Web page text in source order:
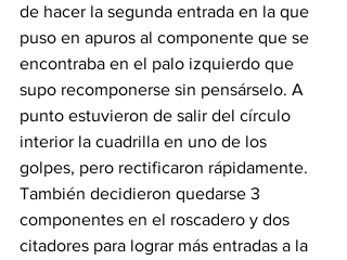
de hacer la segunda entrada en la que
puso en apuros al componente que se
encontraba en el palo izquierdo que
supo recomponerse sin pensárselo. A
punto estuvieron de salir del círculo
interior la cuadrilla en uno de los
golpes, pero rectificaron rápidamente.
También decidieron quedarse 3
componentes en el roscadero y dos
citadores para lograr más entradas a la